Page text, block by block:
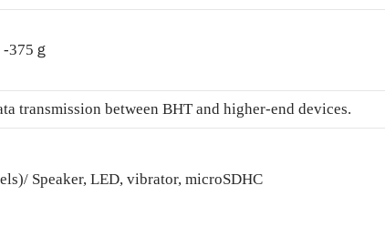
375ｇ
transmission between BHT and higher-end devices.
Speaker, LED, vibrator, microSDHC